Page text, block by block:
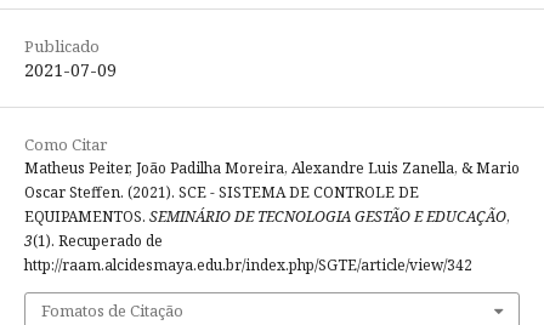
Publicado
2021-07-09
Como Citar
Matheus Peiter, João Padilha Moreira, Alexandre Luis Zanella, & Mario
Oscar Steffen. (2021). SCE - SISTEMA DE CONTROLE DE
EQUIPAMENTOS. SEMINÁRIO DE TECNOLOGIA GESTÃO E EDUCAÇÃO,
3(1). Recuperado de
http://raam.alcidesmaya.edu.br/index.php/SGTE/article/view/342
Fomatos de Citação